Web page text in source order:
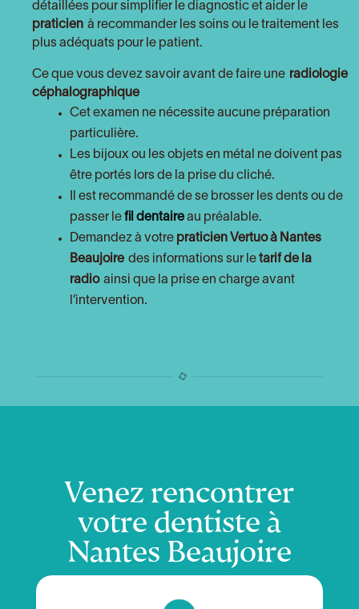
détaillées pour simplifier le diagnostic et aider le
praticien à recommander les soins ou le traitement les
plus adéquats pour le patient.
Ce que vous devez savoir avant de faire une radiologie
céphalographique
Cet examen ne nécessite aucune préparation
particulière.
Les bijoux ou les objets en métal ne doivent pas
être portés lors de la prise du cliché.
Il est recommandé de se brosser les dents ou de
passer le fil dentaire au préalable.
Demandez à votre praticien Vertuo à Nantes
Beaujoire des informations sur le tarif de la
radioainsi que la prise en charge avant
l’intervention.
Venez rencontrer
votre dentiste à
Nantes Beaujoire